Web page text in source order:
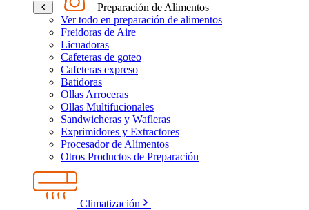
Preparación de Alimentos
Ver todo en preparación de alimentos
Freidoras de Aire
Licuadoras
Cafeteras de goteo
Cafeteras expreso
Batidoras
Ollas Arroceras
Ollas Multifucionales
Sandwicheras y Wafleras
Exprimidores y Extractores
Procesador de Alimentos
Otros Productos de Preparación
Climatización